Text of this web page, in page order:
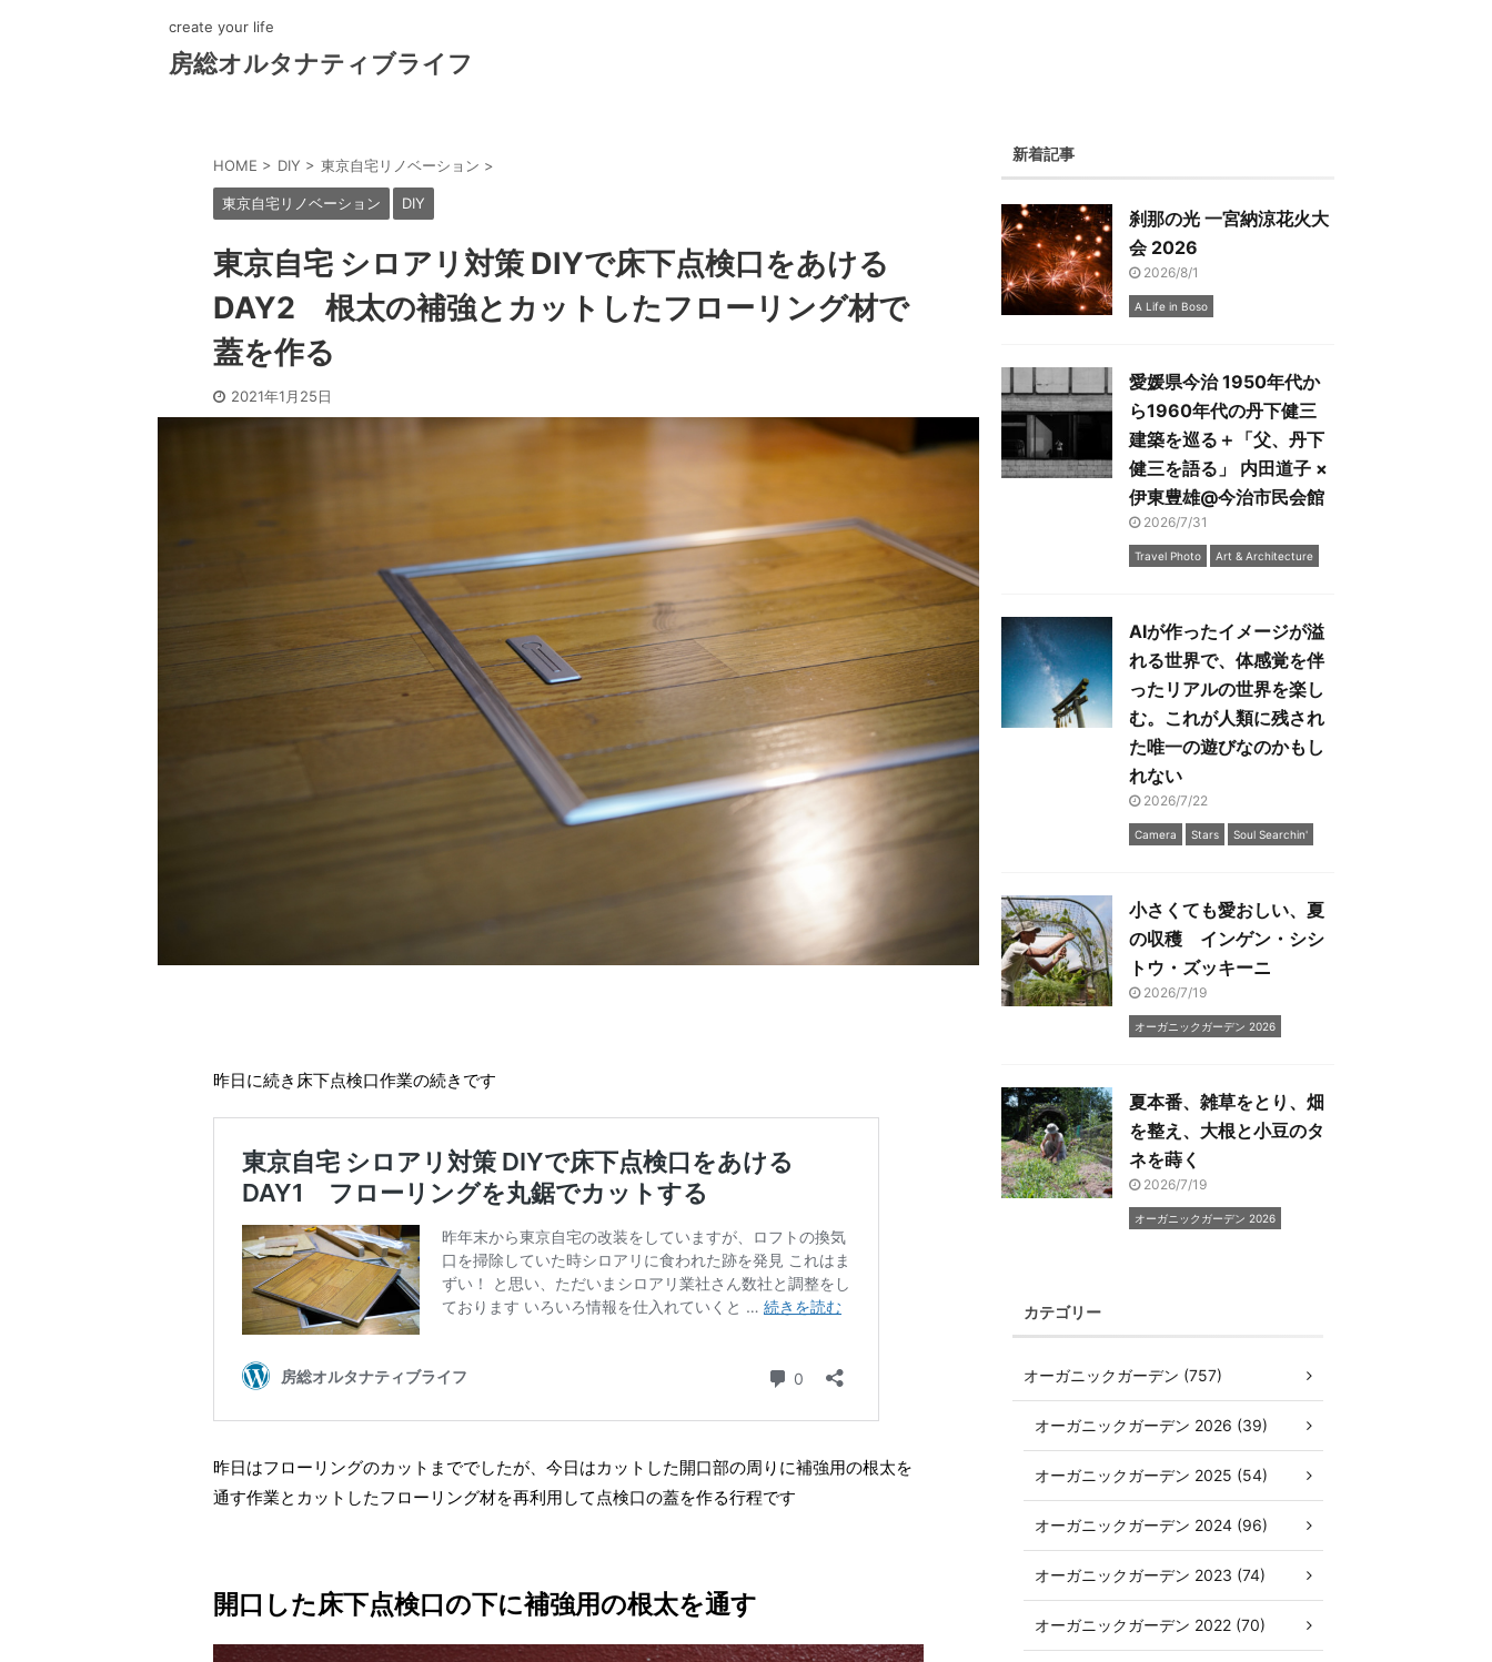
create your life
房総オルタナティブライフ
HOME > DIY > 東京自宅リノベーション >
東京自宅リノベーション DIY
東京自宅 シロアリ対策 DIYで床下点検口をあける
DAY2 根太の補強とカットしたフローリング材で
蓋を作る
2021年1月25日
昨日に続き床下点検口作業の続きです
昨日はフローリングのカットまででしたが、今日はカットした開口部の周りに補強用の根太を
通す作業とカットしたフローリング材を再利用して点検口の蓋を作る行程です
開口した床下点検口の下に補強用の根太を通す
新着記事
刹那の光 一宮納涼花火大
会 2026
2026/8/1
A Life in Boso
愛媛県今治 1950年代か
ら1960年代の丹下健三
建築を巡る＋「父、丹下
健三を語る」 内田道子 ×
伊東豊雄@今治市民会館
2026/7/31
Travel Photo Art & Architecture
AIが作ったイメージが溢
れる世界で、体感覚を伴
ったリアルの世界を楽し
む。これが人類に残され
た唯一の遊びなのかもし
れない
2026/7/22
Camera Stars Soul Searchin'
小さくても愛おしい、夏
の収穫 インゲン・シシ
トウ・ズッキーニ
2026/7/19
オーガニックガーデン 2026
夏本番、雑草をとり、畑
を整え、大根と小豆のタ
ネを蒔く
2026/7/19
オーガニックガーデン 2026
カテゴリー
オーガニックガーデン (757)
オーガニックガーデン 2026 (39)
オーガニックガーデン 2025 (54)
オーガニックガーデン 2024 (96)
オーガニックガーデン 2023 (74)
オーガニックガーデン 2022 (70)